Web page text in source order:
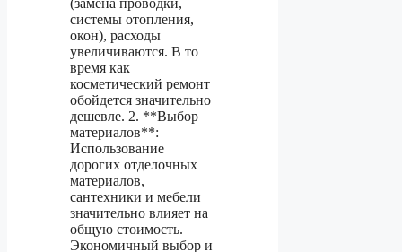
системы отопления,
окон), расходы
увеличиваются. В то
время как
косметический ремонт
обойдется значительно
дешевле. 2. **Выбор
материалов**:
Использование
дорогих отделочных
материалов,
сантехники и мебели
значительно влияет на
общую стоимость.
Экономичный выбор и